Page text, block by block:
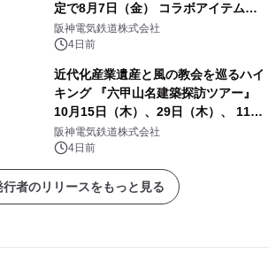
定で8月7日（金） コラボアイテムが
発売決定！
阪神電気鉄道株式会社
4日前
近代化産業遺産と風の教会を巡るハイ
キング 『六甲山名建築探訪ツアー』
10月15日（木）、29日（木）、 11月
5日（木）、12日（木）に開催！
阪神電気鉄道株式会社
4日前
行者のリリースをもっと見る